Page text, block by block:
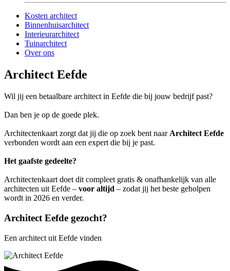
Kosten architect
Binnenhuisarchitect
Interieurarchitect
Tuinarchitect
Over ons
Architect Eefde
Wil jij een betaalbare architect in Eefde die bij jouw bedrijf past?
Dan ben je op de goede plek.
Architectenkaart zorgt dat jij die op zoek bent naar Architect Eefde
verbonden wordt aan een expert die bij je past.
Het gaafste gedeelte?
Architectenkaart doet dit compleet gratis & onafhankelijk van alle
architecten uit Eefde – voor altijd – zodat jij het beste geholpen
wordt in 2026 en verder.
Architect Eefde gezocht?
Een architect uit Eefde vinden